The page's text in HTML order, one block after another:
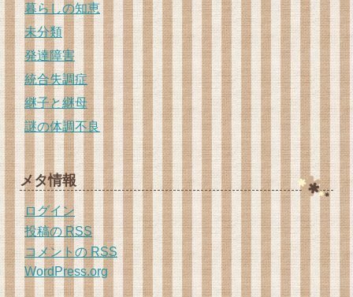
暮らしの知恵
未分類
発達障害
統合失調症
継子と継母
謎の体調不良
メタ情報
ログイン
投稿のRSS
コメントのRSS
WordPress.org